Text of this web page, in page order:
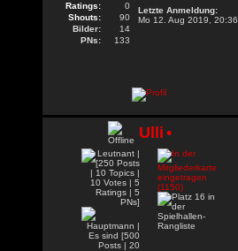
Ratings:
0
Shouts:
90
Bilder:
14
PNs:
133
Letzte Anmeldung:
Mo 12. Aug 2019, 20:36
Ulli •